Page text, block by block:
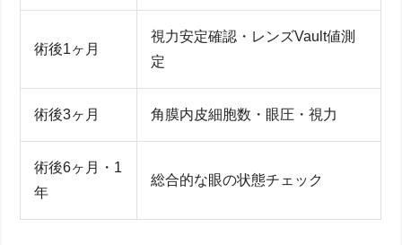
術後1ヶ月
視力安定確認・レンズVault値測
定
術後3ヶ月 角膜内皮細胞数・眼圧・視力
術後6ヶ月・1
年
総合的な眼の状態チェック